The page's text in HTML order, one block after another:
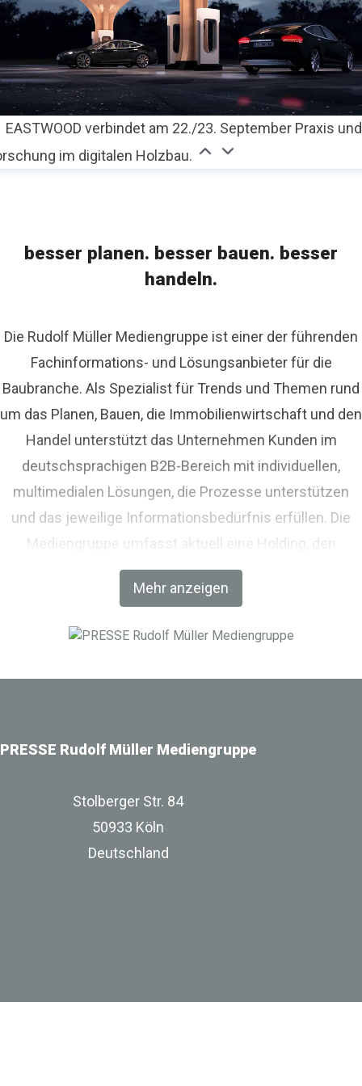
EASTWOOD verbindet am 22./23. September Praxis und
im digitalen Holzbau.
besser planen. besser bauen. besser
handeln.
Mehr anzeigen
Die Rudolf Müller Mediengruppe ist einer der führenden
Fachinformations- und Lösungsanbieter für die
Baubranche. Als Spezialist für Trends und Themen rund
um das Planen, Bauen, die Immobilienwirtschaft und den
Handel unterstützt das Unternehmen Kunden im
deutschsprachigen B2B-Bereich mit individuellen,
multimedialen Lösungen, die Prozesse unterstützen
und das jeweilige Informationsbedürfnis erfüllen. Die
Mediengruppe umfasst aktuell eine Holding, den
Fachverlag RM Rudolf Müller Medien und mit der BIM
World MUNICH eine Netzwerkplattform für Akteure der
PRESSE Rudolf Müller Mediengruppe
Stolberger Str. 84
50933 Köln
Deutschland